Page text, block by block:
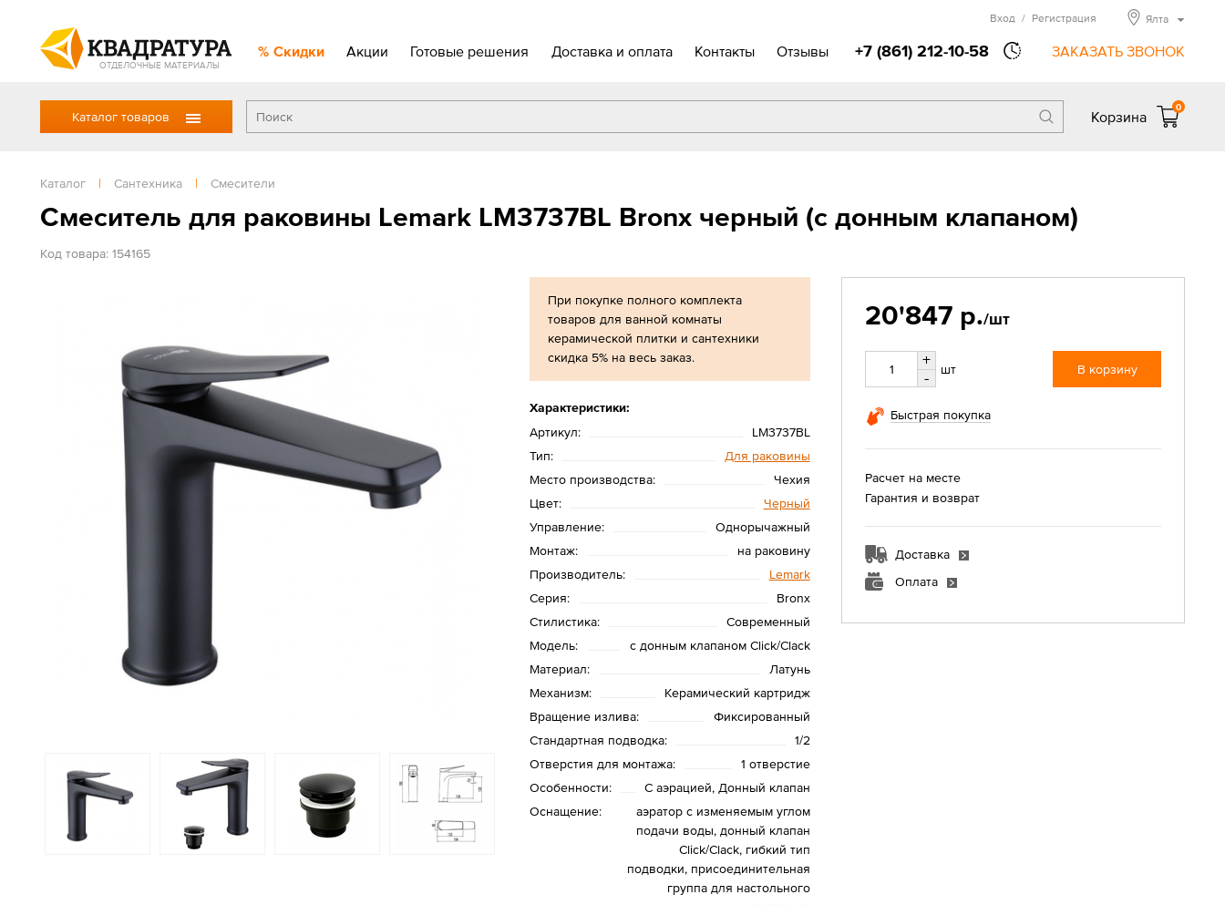
ОТДЕЛОЧНЫЕ МАТЕРИАЛЫ
Скидки Акции Готовые решения Доставка и оплата Контакты Отзывы +7 (861) 212-10-58 ЗАКАЗАТЬ ЗВОНОК
Вход / Регистрация Ялта
Каталог товаров Корзина
0
Каталог | Сантехника | Смесители
Смеситель для раковины Lemark LM3737BL Bronx черный (с донным клапаном)
Код товара: 154165
При покупке полного комплекта
товаров для ванной комнаты
керамической плитки и сантехники
скидка 5% на весь заказ.
Характеристики:
Артикул:
LM3737BL
Тип:
Для раковины
Место производства:
Чехия
Цвет:
Черный
Управление:
Однорычажный
Монтаж:
на раковину
Производитель:
Lemark
Серия:
Bronx
Стилистика:
Современный
Модель:
с донным клапаном Click/Clack
Материал:
Латунь
Механизм:
Керамический картридж
Вращение излива:
Фиксированный
Стандартная подводка:
1/2
Отверстия для монтажа:
1 отверстие
Особенности:
С аэрацией, Донный клапан
Оснащение:
аэратор с изменяемым углом
подачи воды, донный клапан
Click/Clack, гибкий тип
подводки, присоединительная
группа для настольного
20'847 р./шт
+
-
шт В корзину
Быстрая покупка
Расчет на месте
Гарантия и возврат
Доставка
Оплата